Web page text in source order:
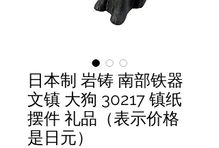
日本制 岩铸 南部铁器
文镇 大狗 30217 镇纸
摆件 礼品（表示价格
是日元）